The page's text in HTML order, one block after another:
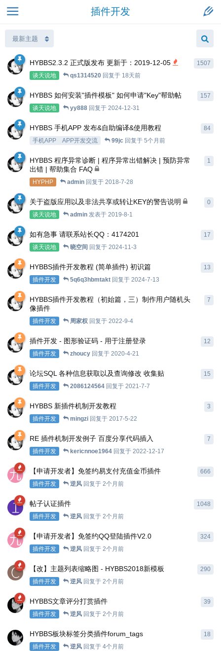
插件开发
HYBBS2.3.2 正式版发布 更新于：2019-12-05
谈天说地 qs1314520 回复于 18天前
1507
HYBBS 如何安装"插件模板" 如何申请"Key"帮助帖
谈天说地 yy888 回复于 2024-12-31
157
HYBBS 手机APP 发布&自助编译&使用教程
手机APP APP开发交流 99jc 回复于 5个月前
84
HYBBS 程序异常诊断 | 程序异常出错解决 | 预防异常
出错 | 帮助集合 FAQ
HYPHP admin 回复于 2018-7-28
1
关于盗版应用以及非法共享或转让KEY的警告说明
谈天说地 admin 发表于 2019-8-1
0
如有急事 请联系站长QQ：4174201
谈天说地 晓空间 回复于 2024-11-3
17
HYBBS插件开发教程 (简单插件) 初识篇
插件开发 5q6q3hbmtakt 回复于 2024-7-13
13
HYBBS插件开发教程（初始篇，三）制作用户随机头
像插件
插件开发 周家权 回复于 2022-9-4
7
插件开发 - 图形验证码 - 用于注册登录
插件开发 zhoucy 回复于 2020-4-21
12
论坛SQL 各种信息获取以及查询修改 收集贴
插件开发 2086124564 回复于 2021-7-7
15
HYBBS 新插件机制开发教程
插件开发 mingzi 回复于 2017-5-22
3
RE 插件机制开发例子 百度分享代码插入
插件开发 kericnnoe1964 回复于 2022-12-17
7
【申请开发者】免签约易支付充值金币插件
插件开发 逆风 回复于 2个月前
666
帖子认证插件
插件开发 逆风 回复于 2个月前
1048
【申请开发者】免签约QQ登陆插件V2.0
插件开发 逆风 回复于 2个月前
324
【改】主题列表缩略图 - HYBBS2018新模板
插件开发 逆风 回复于 2个月前
290
HYBBS文章评分打赏插件
插件开发 逆风 回复于 2个月前
39
HYBBS板块标签分类插件forum_tags
插件开发 逆风 回复于 4个月前
18